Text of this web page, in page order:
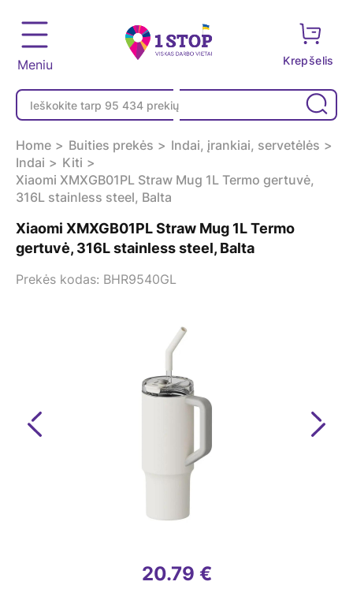
Meniu Krepšelis
Home Buities prekės
Indai, įrankiai, servetėlės
Indai
Kiti
Xiaomi XMXGB01PL Straw Mug 1L Termo gertuvė,
316L stainless steel, Balta
Xiaomi XMXGB01PL Straw Mug 1L Termo
gertuvė, 316L stainless steel, Balta
Prekės kodas: BHR9540GL
Previous Next
20.79 €